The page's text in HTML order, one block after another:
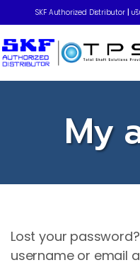
SKF Authorized Distributor บ
My
Lost your
username or email